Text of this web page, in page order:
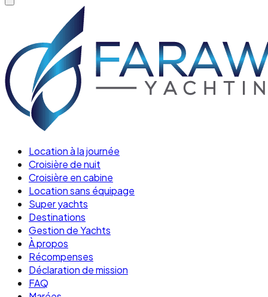
Location à la journée
Croisière de nuit
Croisière en cabine
Location sans équipage
Super yachts
Destinations
Gestion de Yachts
À propos
Récompenses
Déclaration de mission
FAQ